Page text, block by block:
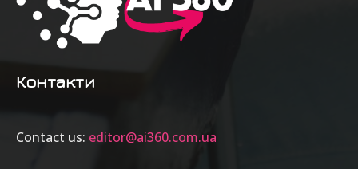
Контакти
Contact us: editor@ai360.com.ua